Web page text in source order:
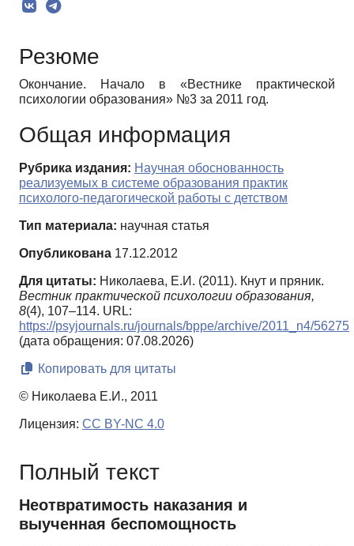
Резюме
Окончание. Начало в «Вестнике практической
психологии образования» №3 за 2011 год.
Общая информация
Рубрика издания: Научная обоснованность
реализуемых в системе образования практик
психолого-педагогической работы с детством
Тип материала: научная статья
Опубликована 17.12.2012
Для цитаты: Николаева, Е.И. (2011). Кнут и пряник.
Вестник практической психологии образования,
8(4), 107–114. URL:
https://psyjournals.ru/journals/bppe/archive/2011_n4/56275
(дата обращения: 07.08.2026)
Копировать для цитаты
© Николаева Е.И., 2011
Лицензия: CC BY-NC 4.0
Полный текст
Неотвратимость наказания и
выученная беспомощность